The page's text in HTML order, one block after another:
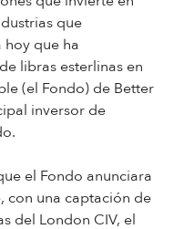
que
que ha
libras esterlinas en
(el Fondo) de Better
inversor de
el Fondo anunciara
con una captación de
del London CIV, el